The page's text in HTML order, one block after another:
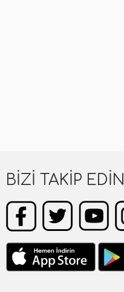
BIZI TAKIP EDIN